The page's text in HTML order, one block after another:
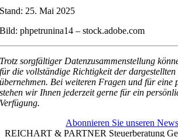
Stand: 25. Mai 2025
Bild: phpetrunina14 – stock.adobe.com
Trotz sorgfältiger Datenzusammenstellung
für die vollständige Richtigkeit der
übernehmen. Bei weiteren Fragen und für eine
stehen wir Ihnen jederzeit gerne für ein
Verfügung.
Abonnieren Sie unseren
REICHART & PARTNER Steuerberatung